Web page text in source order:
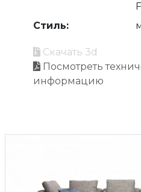
Стиль:
Скачать 3d
Посмотреть
информацию